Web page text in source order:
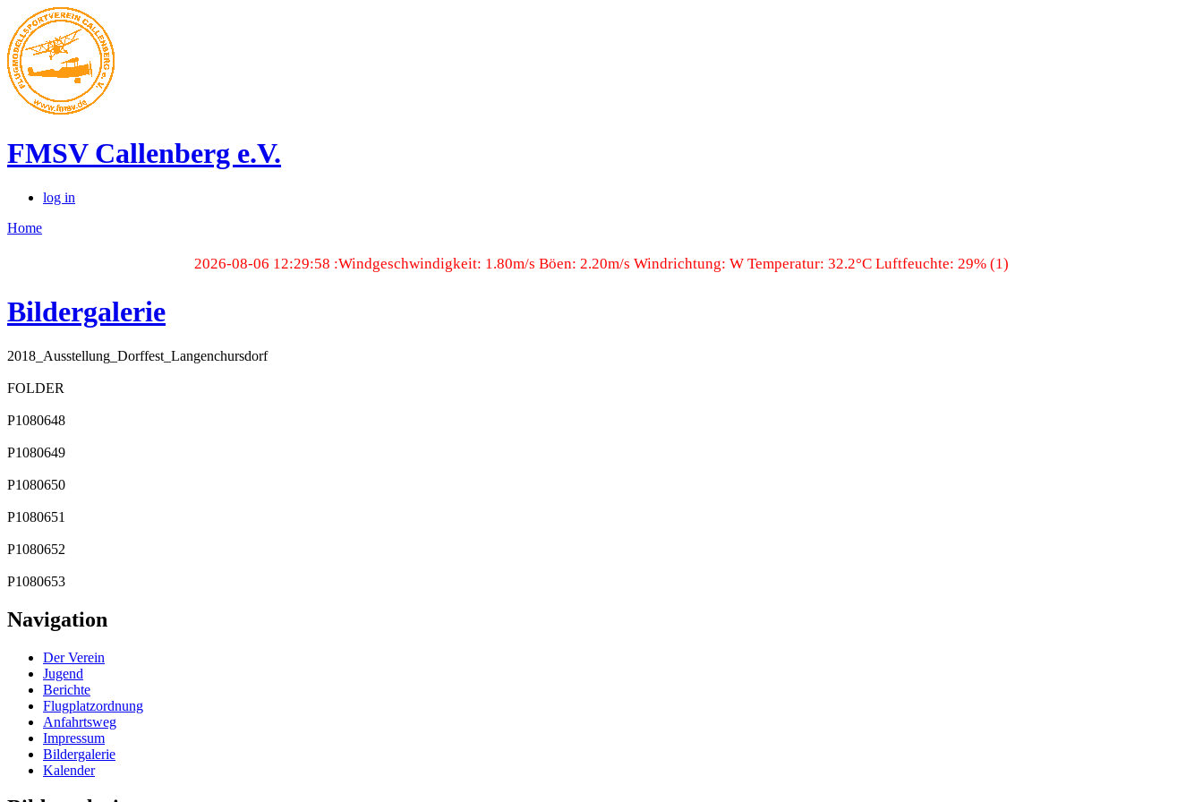
FMSV Callenberg e.V.
log in
Home
2026-08-06 12:29:58 :Windgeschwindigkeit: 1.80m/s Böen: 2.20m/s Windrichtung: W Temperatur: 32.2°C Luftfeuchte: 29% (1)
Bildergalerie
2018_Ausstellung_Dorffest_Langenchursdorf
FOLDER
P1080648
P1080649
P1080650
P1080651
P1080652
P1080653
Navigation
Der Verein
Jugend
Berichte
Flugplatzordnung
Anfahrtsweg
Impressum
Bildergalerie
Kalender